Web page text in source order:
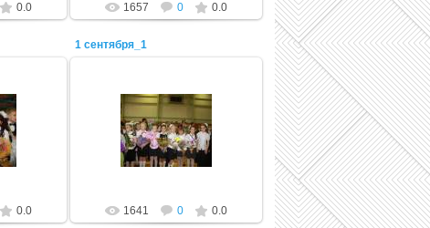
0.0 1657 0 0.0
0.0
1 сентября_1
22.11.2011
Admin
1641 0 0.0